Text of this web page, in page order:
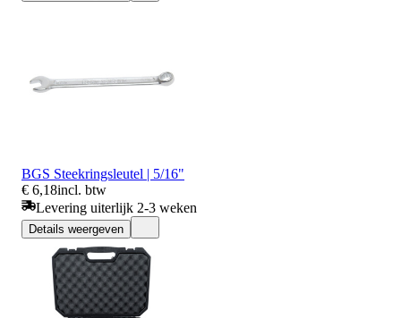
BGS Steekringsleutel | 5/16"
€ 6,18incl. btw
Levering uiterlijk 2-3 weken
Details weergeven